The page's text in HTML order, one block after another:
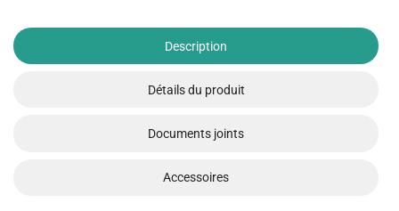
Description
Détails du produit
Documents joints
Accessoires